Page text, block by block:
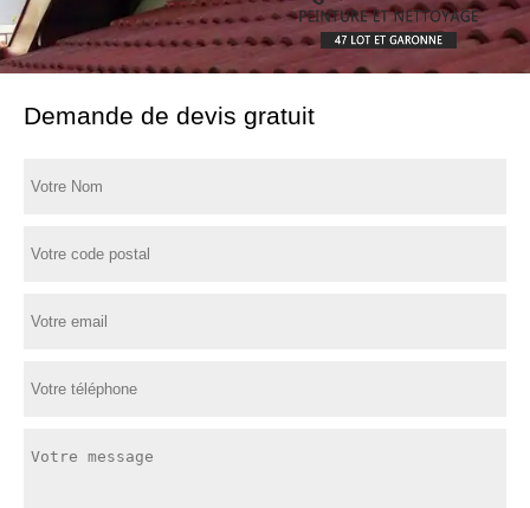
Demande de devis gratuit